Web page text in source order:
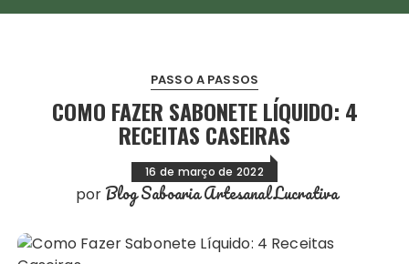
PASSO A PASSOS
COMO FAZER SABONETE LÍQUIDO: 4
RECEITAS CASEIRAS
16 de março de 2022
por Blog Saboaria Artesanal Lucrativa